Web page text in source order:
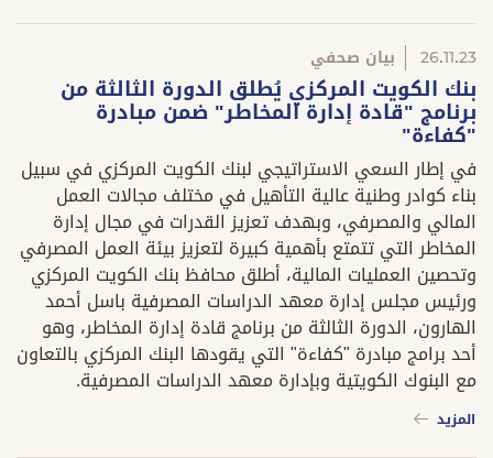
26.11.23 بيان صحفي
بنك الكويت المركزي يُطلق الدورة الثالثة من
برنامج "قادة إدارة المخاطر" ضمن مبادرة
"كفاءة"
في إطار السعي الاستراتيجي لبنك الكويت المركزي في سبيل
بناء كوادر وطنية عالية التأهيل في مختلف مجالات العمل
المالي والمصرفي، وبهدف تعزيز القدرات في مجال إدارة
المخاطر التي تتمتع بأهمية كبيرة لتعزيز بيئة العمل المصرفي
وتحصين العمليات المالية، أطلق محافظ بنك الكويت المركزي
ورئيس مجلس إدارة معهد الدراسات المصرفية باسل أحمد
الهارون، الدورة الثالثة من برنامج قادة إدارة المخاطر، وهو
أحد برامج مبادرة "كفاءة" التي يقودها البنك المركزي بالتعاون
مع البنوك الكويتية وبإدارة معهد الدراسات المصرفية.
المزيد